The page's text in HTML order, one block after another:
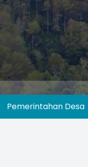
Pemerintahan Desa